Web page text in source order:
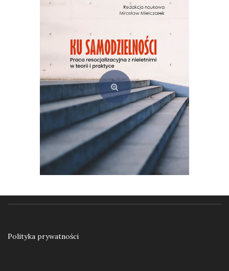
(Z)rozumieć świat. Badania jakościowe w praktyce pedagogicznej
Dodaj do koszyka
Dodaj do koszyka
Polityka prywatności